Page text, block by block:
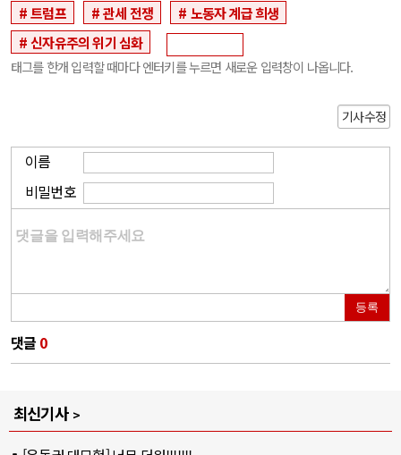
트럼프 관세 전쟁
노동자 계급 희생
신자유주의 위기 심화
태그를 한개 입력할 때마다 엔터키를 누르면 새로운 입력창이 나옵니다.
기사수정
이름
비밀번호
등록
댓글 0
최신기사